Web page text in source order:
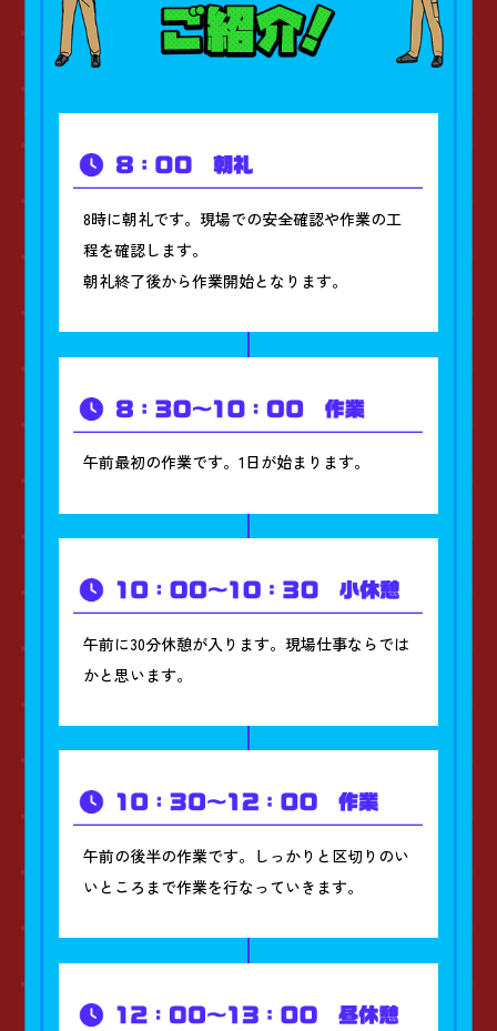
8時に朝礼です。現場での安全確認や作業の工
程を確認します。
朝礼終了後から作業開始となります。
午前最初の作業です。1日が始まります。
午前に30分休憩が入ります。現場仕事ならでは
かと思います。
午前の後半の作業です。しっかりと区切りのい
いところまで作業を行なっていきます。